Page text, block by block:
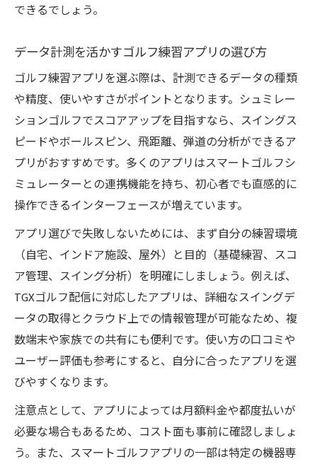
できるでしょう。
データ計測を活かすゴルフ練習アプリの選び方
ゴルフ練習アプリを選ぶ際は、計測できるデータの種類
や精度、使いやすさがポイントとなります。シュミレー
ションゴルフでスコアアップを目指すなら、スイングス
ピードやボールスピン、飛距離、弾道の分析ができるア
プリがおすすめです。多くのアプリはスマートゴルフシ
ミュレーターとの連携機能を持ち、初心者でも直感的に
操作できるインターフェースが増えています。
アプリ選びで失敗しないためには、まず自分の練習環境
（自宅、インドア施設、屋外）と目的（基礎練習、スコ
ア管理、スイング分析）を明確にしましょう。例えば、
TGXゴルフ配信に対応したアプリは、詳細なスイングデ
ータの取得とクラウド上での情報管理が可能なため、複
数端末や家族での共有にも便利です。使い方の口コミや
ユーザー評価も参考にすると、自分に合ったアプリを選
びやすくなります。
注意点として、アプリによっては月額料金や都度払いが
必要な場合もあるため、コスト面も事前に確認しましょ
う。また、スマートゴルフアプリの一部は特定の機器専